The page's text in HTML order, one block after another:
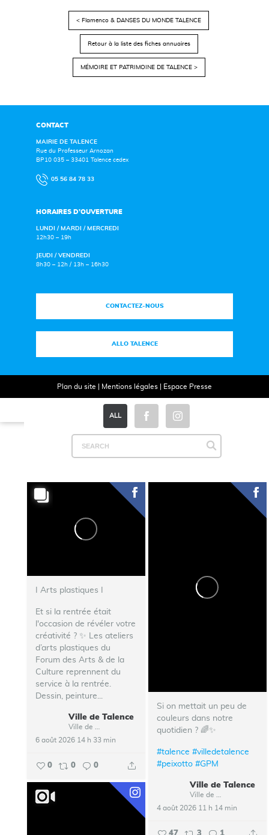
ALL
I Arts plastiques I
Et si la rentrée était
l'occasion de révéler votre
créativité ? ✨ Les ateliers
d’arts plastiques du
Forum des Arts & de la
Culture reprennent du
service à la rentrée.
Dessin, peinture...
Ville de Talence
6 août 2026 14 h 33 min
0 0 0
Si on mettait un peu de
couleurs dans notre
quotidien ? 🌈✨
#talence #villedetalence
#peixotto #GPM
Ville de Talence
4 août 2026 11 h 14 min
< Flamenco & DANSES DU MONDE TALENCE
Retour à la liste des fiches annuaires
MÉMOIRE ET PATRIMOINE DE TALENCE >
CONTACT
MAIRIE DE TALENCE
Rue du Professeur Arnozan
BP10 035 – 33401 Talence cedex
05 56 84 78 33
HORAIRES D’OUVERTURE
LUNDI / MARDI / MERCREDI
12h30 – 19h
JEUDI / VENDREDI
8h30 – 12h / 13h – 16h30
CONTACTEZ-NOUS
ALLO TALENCE
Plan du site Mentions légales| Espace Presse